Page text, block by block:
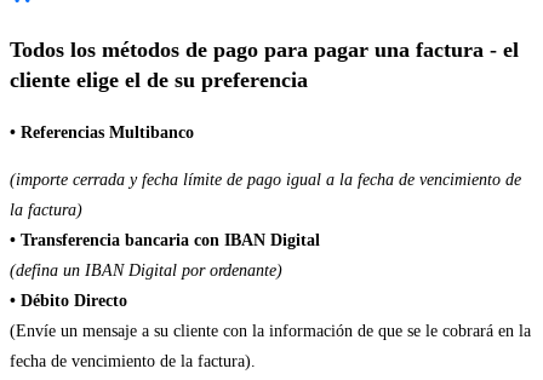
Todos los métodos de pago para pagar una factura - el
cliente elige el de su preferencia
• Referencias Multibanco
(importe cerrada y fecha límite de pago igual a la fecha de vencimiento de
la factura)
• Transferencia bancaria con IBAN Digital
(defina un IBAN Digital por ordenante)
• Débito Directo
(Envíe un mensaje a su cliente con la información de que se le cobrará en la
fecha de vencimiento de la factura).